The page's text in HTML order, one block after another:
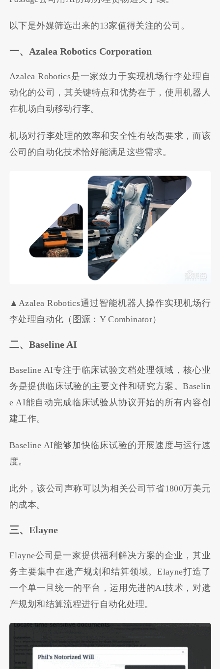
以下是外媒筛选出来的13家值得关注的公司。
一、Azalea Robotics Corporation
Azalea Robotics是一家致力于实现机场行李处理自
动化的公司，其关键特点和优势在于，使用机器人
在机场自动移动行李。
机场对行李处理的效率和安全性有较高要求，而该
公司的自动化技术恰好能满足这些需求。
▲Azalea Robotics通过智能机器人操作实现机场行
李处理自动化（图源：Y Combinator）
二、Baseline AI
Baseline AI专注于临床试验文档处理领域，核心业
务是提供临床试验的主要文件和研究方案。Baselin
e AI能自动完成临床试验从协议开始的所有内容创
建工作。
Baseline AI能够加快临床试验的开展速度与运行速
度。
此外，该公司声称可以为相关公司节省1800万美元
的成本。
三、Elayne
Elayne公司是一家提供福利解决方案的企业，其业
务主要集中在遗产规划和结算领域。Elayne打造了
一个单一且统一的平台，运用先进的AI技术，对遗
产规划和结算流程进行自动化处理。